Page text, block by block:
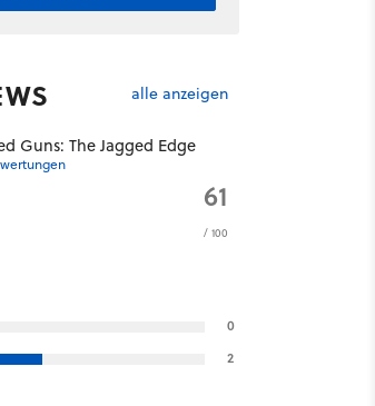
alle anzeigen
Guns: The Jagged Edge
61
/ 100
0
2